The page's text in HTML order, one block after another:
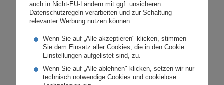
auch in Nicht-EU-Ländern mit ggf. unsicheren
Datenschutzregeln verarbeiten und zur Schaltung
relevanter Werbung nutzen können.
Wenn Sie auf „Alle akzeptieren" klicken, stimmen
Sie dem Einsatz aller Cookies, die in den Cookie
Einstellungen aufgelistet sind, zu.
Wenn Sie auf „Alle ablehnen" klicken, setzen wir nur
technisch notwendige Cookies und cookielose
und Bewerber beim Lehrlings-Info-Tag“,
erklärt DONAU Personalchefin Gertrud
Drobesch.